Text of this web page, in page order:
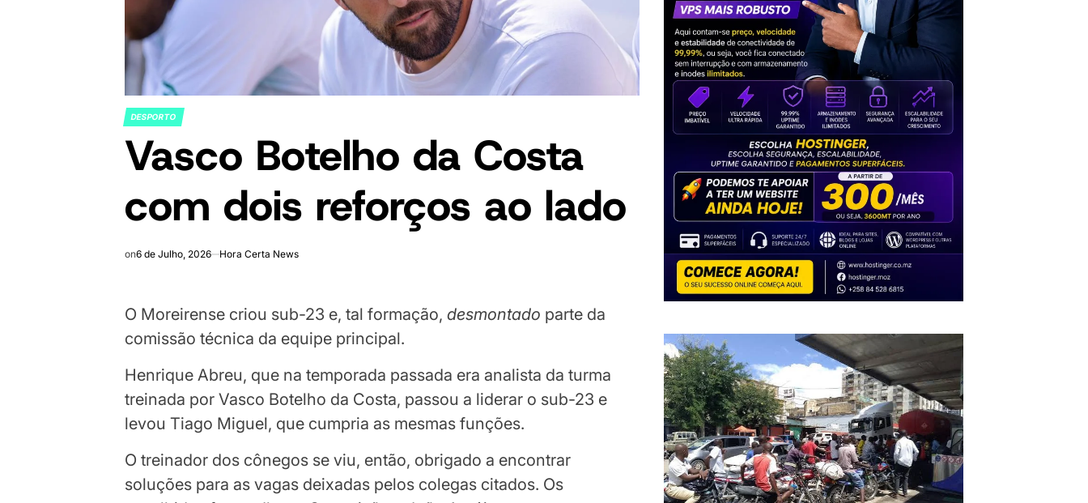
POSTED
DESPORTO
Vasco Botelho da Costa
com dois reforços ao lado
on6 de Julho, 2026 Hora Certa News
O Moreirense criou sub-23 e, tal formação,desmontado parte da
comissão técnica da equipe principal.
Henrique Abreu, que na temporada passada era analista da turma
treinada por Vasco Botelho da Costa, passou a liderar o sub-23 e
levou Tiago Miguel, que cumpria as mesmas funções.
O treinador dos cônegos se viu, então, obrigado a encontrar
soluções para as vagas deixadas pelos colegas citados. Os